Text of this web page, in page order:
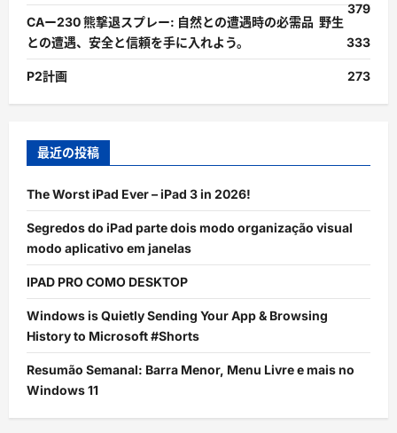
379
CAー230 熊撃退スプレー: 自然との遭遇時の必需品 野生
との遭遇、安全と信頼を手に入れよう。
333
P2計画 273
最近の投稿
The Worst iPad Ever – iPad 3 in 2026!
Segredos do iPad parte dois modo organização visual
modo aplicativo em janelas
IPAD PRO COMO DESKTOP
Windows is Quietly Sending Your App & Browsing
History to Microsoft #Shorts
Resumão Semanal: Barra Menor, Menu Livre e mais no
Windows 11